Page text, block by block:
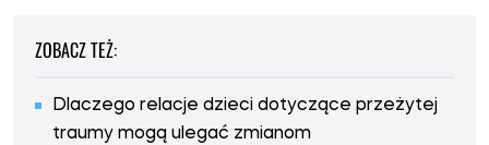
ZOBACZ TEŻ:
Dlaczego relacje dzieci dotyczące przeżytej
traumy mogą ulegać zmianom